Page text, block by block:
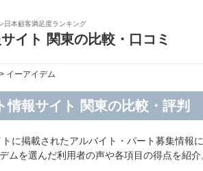
日本顧客満足度ランキング
イト 関東の比較・口コミ
> イーアイデム
情報サイト 関東の比較・評判
に掲載されたアルバイト・パート募集情報
ムを選んだ利用者の声や各項目の得点を紹介